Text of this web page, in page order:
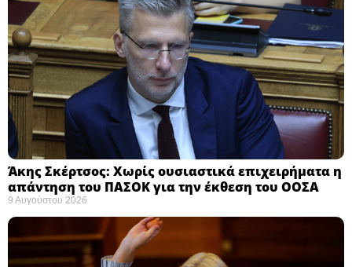
Άκης Σκέρτσος: Χωρίς ουσιαστικά επιχειρήματα η
απάντηση του ΠΑΣΟΚ για την έκθεση του ΟΟΣΑ ​
9 Αυγούστου 2026